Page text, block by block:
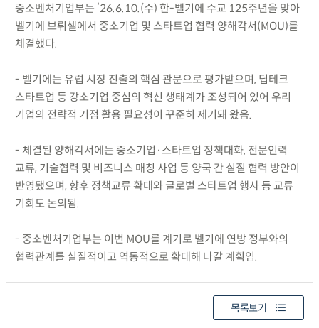
중소벤처기업부는 ’26.6.10.(수) 한-벨기에 수교 125주년을 맞아
벨기에 브뤼셀에서 중소기업 및 스타트업 협력 양해각서(MOU)를
체결했다.
- 벨기에는 유럽 시장 진출의 핵심 관문으로 평가받으며, 딥테크
스타트업 등 강소기업 중심의 혁신 생태계가 조성되어 있어 우리
기업의 전략적 거점 활용 필요성이 꾸준히 제기돼 왔음.
- 체결된 양해각서에는 중소기업·스타트업 정책대화, 전문인력
교류, 기술협력 및 비즈니스 매칭 사업 등 양국 간 실질 협력 방안이
반영됐으며, 향후 정책교류 확대와 글로벌 스타트업 행사 등 교류
기회도 논의됨.
- 중소벤처기업부는 이번 MOU를 계기로 벨기에 연방 정부와의
협력관계를 실질적이고 역동적으로 확대해 나갈 계획임.
목록보기